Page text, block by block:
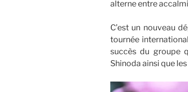
alterne entre
C’est un nouveau
tournée
succès du groupe
Shinoda ainsi que